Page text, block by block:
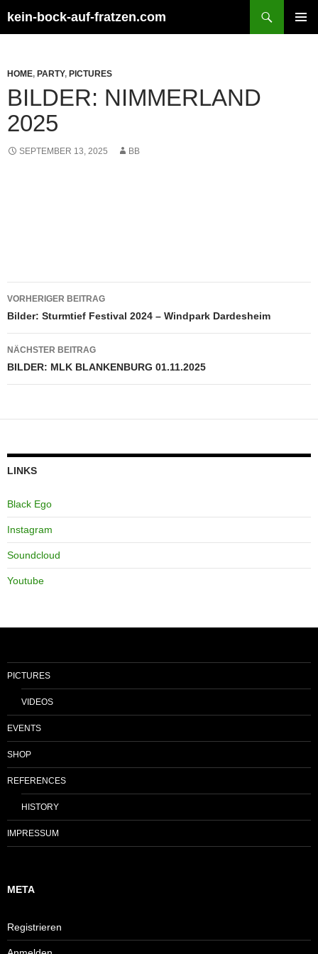
Inhalt
kein-bock-auf-fratzen.com
HOME, PARTY, PICTURES
BILDER: NIMMERLAND
2025
SEPTEMBER 13, 2025 BB
Beitragsnavigation
VORHERIGER BEITRAG
Bilder: Sturmtief Festival 2024 – Windpark Dardesheim
NÄCHSTER BEITRAG
BILDER: MLK BLANKENBURG 01.11.2025
LINKS
Black Ego
Instagram
Soundcloud
Youtube
PICTURES
VIDEOS
EVENTS
SHOP
REFERENCES
HISTORY
IMPRESSUM
META
Registrieren